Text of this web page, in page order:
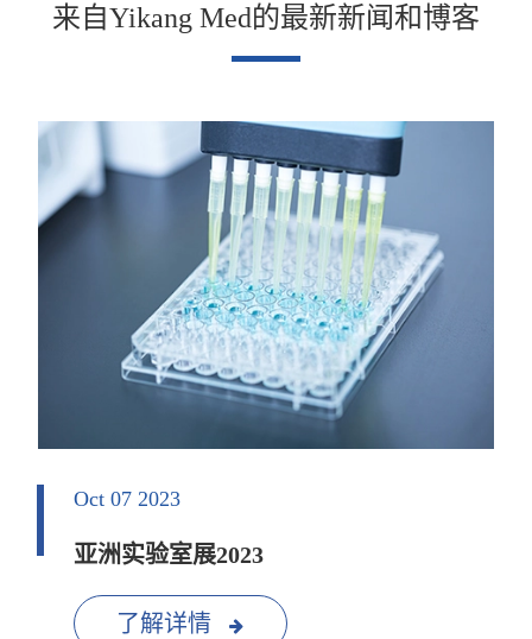
来自Yikang Med的最新新闻和博客
Oct 07 2023
亚洲实验室展2023
了解详情